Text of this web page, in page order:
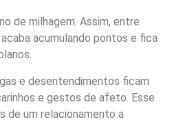
de milhagem. Assim, entre
acumulando pontos e fica
e desentendimentos ficam
e gestos de afeto. Esse
de um relacionamento a